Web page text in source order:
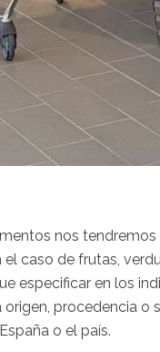
nos tendremos
caso de frutas,
especificar en los
procedencia o
o el país.